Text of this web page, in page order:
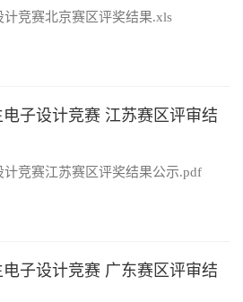
竞赛北京赛区评奖结果.xls
子设计竞赛 江苏赛区评审结
竞赛江苏赛区评奖结果公示.pdf
子设计竞赛 广东赛区评审结